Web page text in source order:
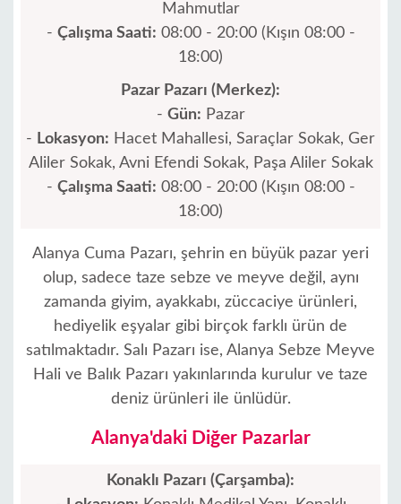
Alanya'nın
Mahmutlar
- Çalışma Saati: 08:00 - 20:00 (Kışın 08:00 -
18:00)
Pazar Pazarı (Merkez):
- Gün: Pazar
- Lokasyon: Hacet Mahallesi, Saraçlar Sokak, Ger
Aliler Sokak, Avni Efendi Sokak, Paşa Aliler Sokak
- Çalışma Saati: 08:00 - 20:00 (Kışın 08:00 -
18:00)
Alanya Cuma Pazarı, şehrin en büyük pazar yeri
olup, sadece taze sebze ve meyve değil, aynı
zamanda giyim, ayakkabı, züccaciye ürünleri,
hediyelik eşyalar gibi birçok farklı ürün de
satılmaktadır. Salı Pazarı ise, Alanya Sebze Meyve
Hali ve Balık Pazarı yakınlarında kurulur ve taze
deniz ürünleri ile ünlüdür.
Alanya'daki Diğer Pazarlar
Konaklı Pazarı (Çarşamba):